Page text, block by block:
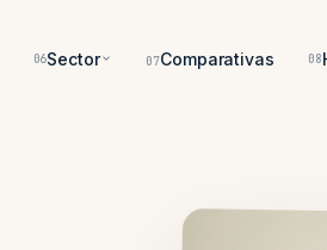
06Sector 07Comparativas 08